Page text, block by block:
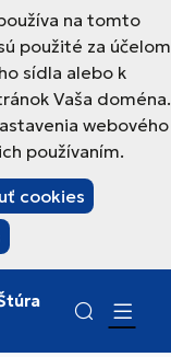
na tomto
použité za účelom
sídla alebo k
Vaša doména.
webového
používaním.
cookies